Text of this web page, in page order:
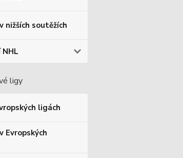
nižších soutěžích
ligy
ligách
Evropských